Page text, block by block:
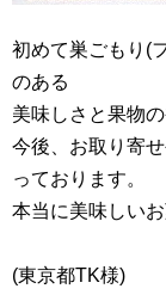
初めて巣ごもり(
のある
美味しさと果物
今後、お取り寄
っております。
本当に美味しい
(東京都TK様)